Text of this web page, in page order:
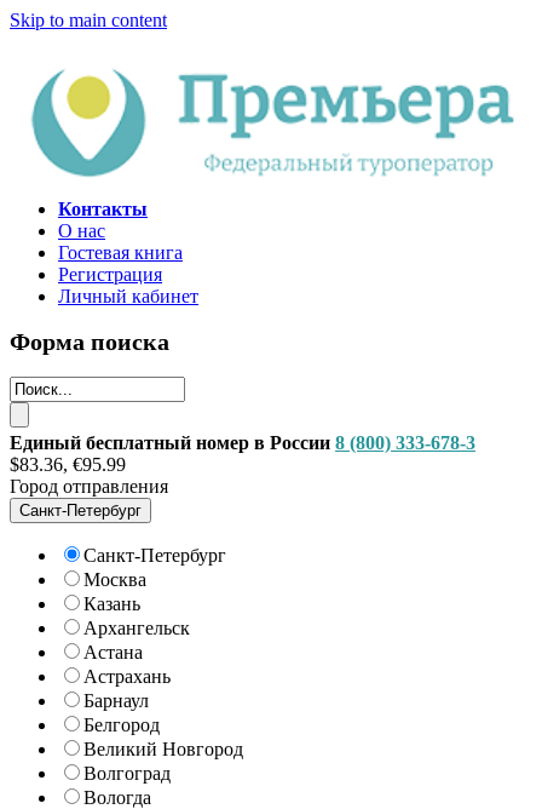
Skip to main content
Контакты
О нас
Гостевая книга
Регистрация
Личный кабинет
Форма поиска
Единый бесплатный номер в России 8 (800) 333-678-3
$83.36, €95.99
Город отправления
Санкт-Петербург
Санкт-Петербург
Москва
Казань
Архангельск
Астана
Астрахань
Барнаул
Белгород
Великий Новгород
Волгоград
Вологда